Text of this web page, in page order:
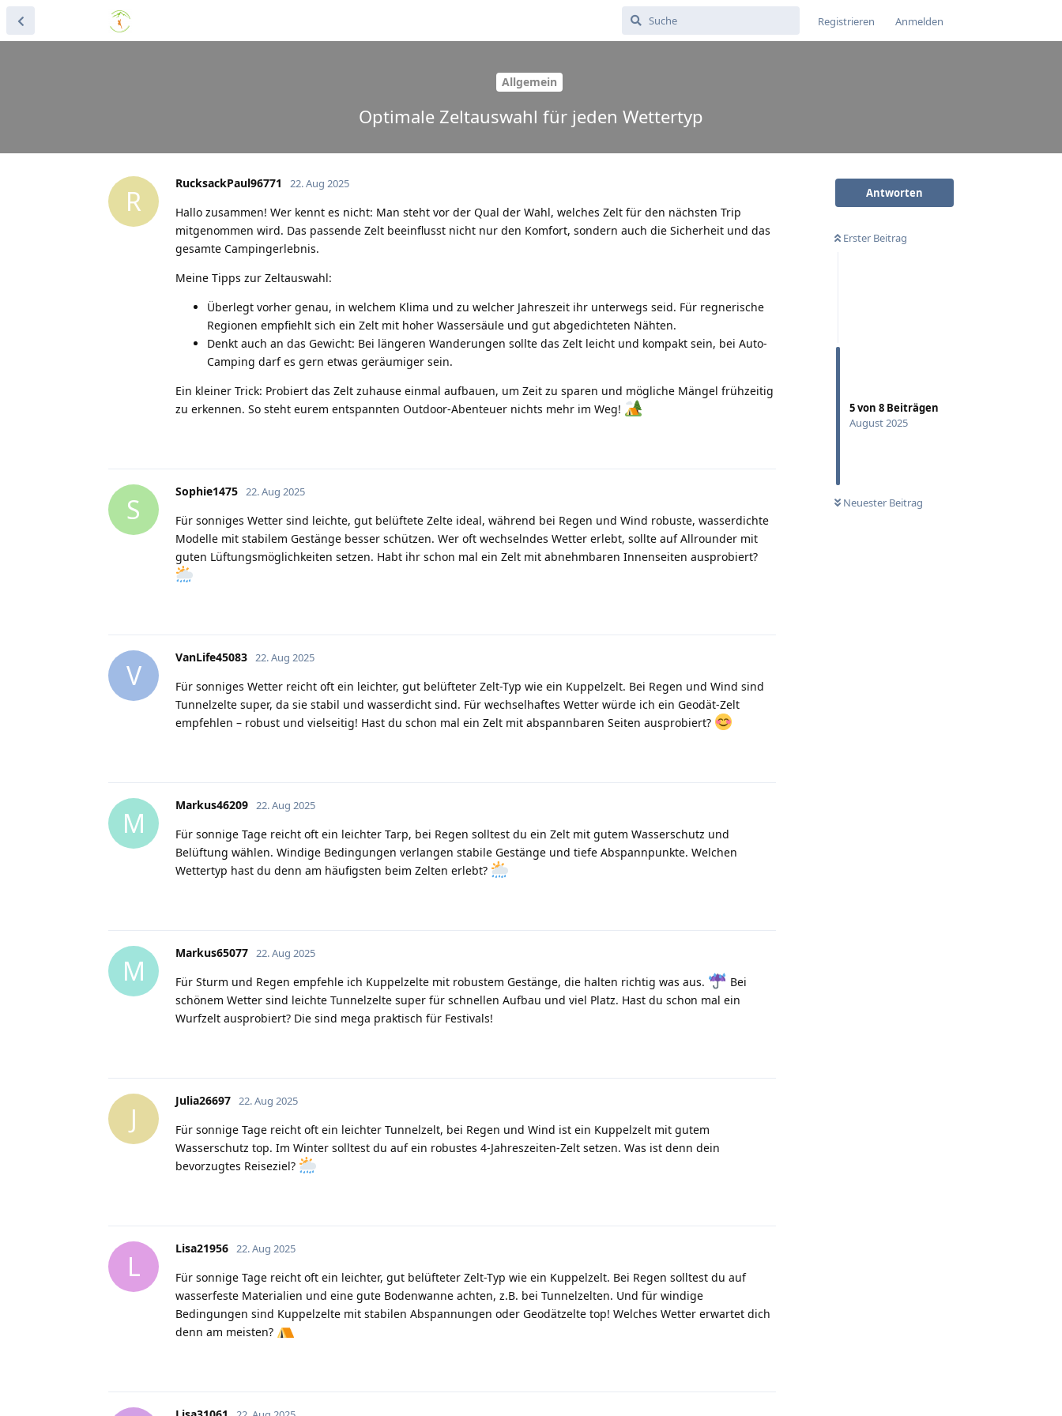
Registrieren Anmelden
Allgemein
Optimale Zeltauswahl für jeden Wettertyp
Antworten
Erster Beitrag
5von 8 Beiträgen
August 2025
Neuester Beitrag
R
RucksackPaul96771 22. Aug 2025
Hallo zusammen! Wer kennt es nicht: Man steht vor der Qual der Wahl, welches Zelt für den nächsten Trip
mitgenommen wird. Das passende Zelt beeinflusst nicht nur den Komfort, sondern auch die Sicherheit und das
gesamte Campingerlebnis.
Meine Tipps zur Zeltauswahl:
Überlegt vorher genau, in welchem Klima und zu welcher Jahreszeit ihr unterwegs seid. Für regnerische
Regionen empfiehlt sich ein Zelt mit hoher Wassersäule und gut abgedichteten Nähten.
Denkt auch an das Gewicht: Bei längeren Wanderungen sollte das Zelt leicht und kompakt sein, bei Auto-
Camping darf es gern etwas geräumiger sein.
Ein kleiner Trick: Probiert das Zelt zuhause einmal aufbauen, um Zeit zu sparen und mögliche Mängel frühzeitig
zu erkennen. So steht eurem entspannten Outdoor-Abenteuer nichts mehr im Weg!
S
Sophie1475 22. Aug 2025
Für sonniges Wetter sind leichte, gut belüftete Zelte ideal, während bei Regen und Wind robuste, wasserdichte
Modelle mit stabilem Gestänge besser schützen. Wer oft wechselndes Wetter erlebt, sollte auf Allrounder mit
guten Lüftungsmöglichkeiten setzen. Habt ihr schon mal ein Zelt mit abnehmbaren Innenseiten ausprobiert?
V
VanLife45083 22. Aug 2025
Für sonniges Wetter reicht oft ein leichter, gut belüfteter Zelt-Typ wie ein Kuppelzelt. Bei Regen und Wind sind
Tunnelzelte super, da sie stabil und wasserdicht sind. Für wechselhaftes Wetter würde ich ein Geodät-Zelt
empfehlen – robust und vielseitig! Hast du schon mal ein Zelt mit abspannbaren Seiten ausprobiert?
M
Markus46209 22. Aug 2025
Für sonnige Tage reicht oft ein leichter Tarp, bei Regen solltest du ein Zelt mit gutem Wasserschutz und
Belüftung wählen. Windige Bedingungen verlangen stabile Gestänge und tiefe Abspannpunkte. Welchen
Wettertyp hast du denn am häufigsten beim Zelten erlebt?
M
Markus65077 22. Aug 2025
Für Sturm und Regen empfehle ich Kuppelzelte mit robustem Gestänge, die halten richtig was aus.
Bei
schönem Wetter sind leichte Tunnelzelte super für schnellen Aufbau und viel Platz. Hast du schon mal ein
Wurfzelt ausprobiert? Die sind mega praktisch für Festivals!
J
Julia26697 22. Aug 2025
Für sonnige Tage reicht oft ein leichter Tunnelzelt, bei Regen und Wind ist ein Kuppelzelt mit gutem
Wasserschutz top. Im Winter solltest du auf ein robustes 4-Jahreszeiten-Zelt setzen. Was ist denn dein
bevorzugtes Reiseziel?
L
Lisa21956 22. Aug 2025
Für sonnige Tage reicht oft ein leichter, gut belüfteter Zelt-Typ wie ein Kuppelzelt. Bei Regen solltest du auf
wasserfeste Materialien und eine gute Bodenwanne achten, z.B. bei Tunnelzelten. Und für windige
Bedingungen sind Kuppelzelte mit stabilen Abspannungen oder Geodätzelte top! Welches Wetter erwartet dich
denn am meisten?